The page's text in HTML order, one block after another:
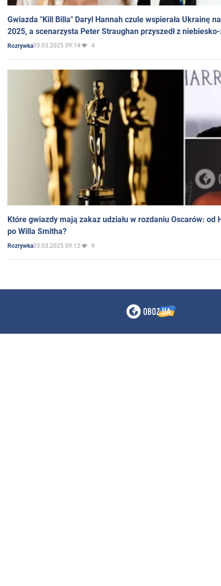
Gwiazda "Kill Billa" Daryl Hannah czule wspierała Ukrainę
2025, a scenarzysta Peter Straughan przyszedł z
Rozrywka03.03.2025 09:14 4
Które gwiazdy mają zakaz udziału w rozdaniu Oscarów: od
po Willa Smitha?
Rozrywka03.03.2025 09:12 9